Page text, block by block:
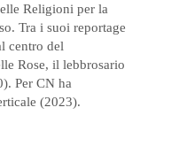
Religioni per la
Tra i suoi reportage
centro del
Rose, il lebbrosario
Per CN ha
(2023).